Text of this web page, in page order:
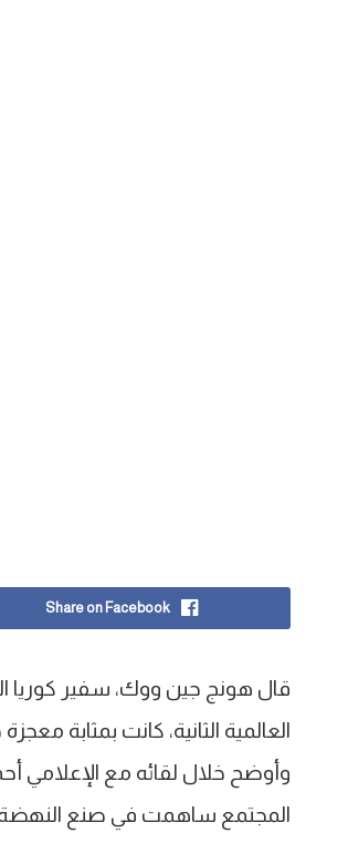
Share on Facebook
قال هونج جين ووك، سفير كوريا
العالمية الثانية، كانت بمثابة
وأوضح خلال لقائه مع الإعلامي
المجتمع ساهمت في صنع النهضة